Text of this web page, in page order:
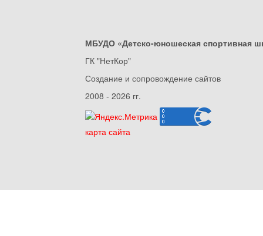
МБУДО «Детско-юношеская спортивная
ГК "НетКор"
Создание и сопровождение сайтов
2008 - 2026 гг.
карта сайта